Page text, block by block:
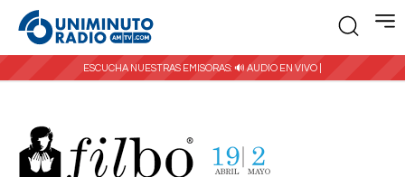
ESCUCHA NUESTRAS EMISORAS: 🔊 AUDIO EN VIVO |